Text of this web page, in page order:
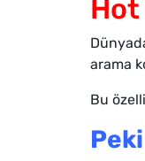
Hot
arama
Bu